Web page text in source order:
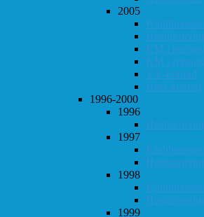
2005
KM i
KM i
Vår-konrad
Høst-konrad
1996-2000
1996
1997
1998
1999